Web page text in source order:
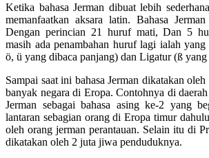
Ketika bahasa Jerman dibuat lebih
memanfaatkan aksara latin. Bahasa
Dengan perincian 21 huruf mati, Dan 5
masih ada penambahan huruf lagi ialah
ö, ü yang dibaca panjang) dan Ligatur (ß yang
Sampai saat ini bahasa Jerman dikatakan oleh
banyak negara di Eropa. Contohnya di
Jerman sebagai bahasa asing ke-2 yang
lantaran sebagian orang di Eropa timur
oleh orang jerman perantauan. Selain itu di
dikatakan oleh 2 juta jiwa penduduknya.